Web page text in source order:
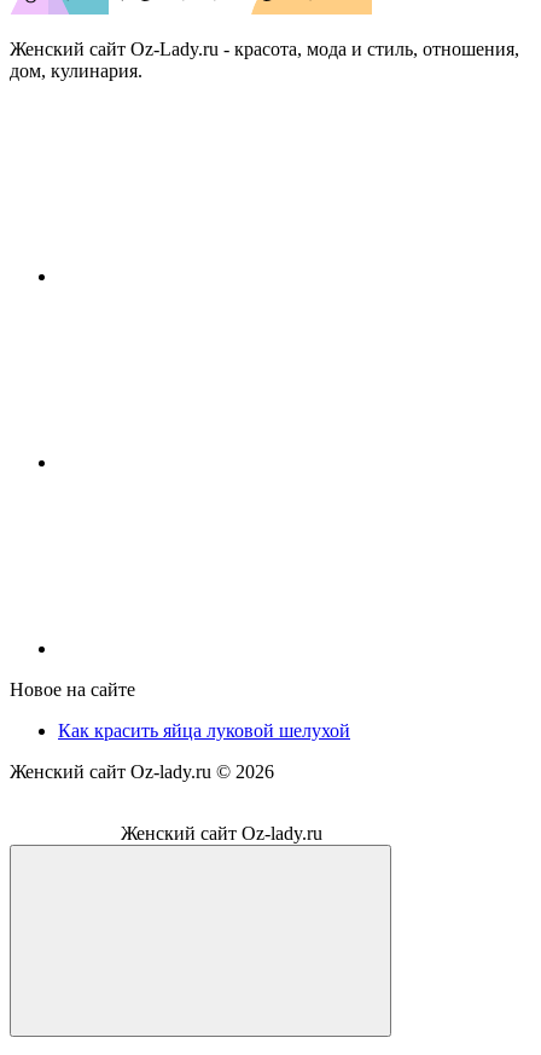
Женский сайт Oz-Lady.ru - красота, мода и стиль, отношения,
дом, кулинария.
Новое на сайте
Как красить яйца луковой шелухой
Женский сайт Oz-lady.ru © 2026
Женский сайт Oz-lady.ru